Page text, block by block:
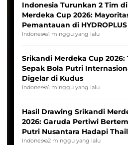
Indonesia Turunkan 2 Tim
Merdeka Cup 2026:
Pemantauan di
League
Indonesia1 minggu yang lalu
Srikandi Merdeka Cup
Sepak Bola Putri
Digelar di Kudus
Indonesia1 minggu yang lalu
Hasil Drawing Srikandi
2026: Garuda Pertiwi
Putri Nusantara Hadapi
Indonesia2 minggu yang lalu